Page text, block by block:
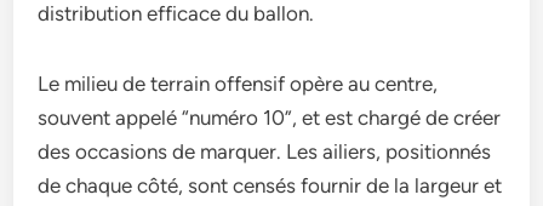
distribution efficace du ballon.
Le milieu de terrain offensif opère au centre,
souvent appelé “numéro 10”, et est chargé de créer
des occasions de marquer. Les ailiers, positionnés
de chaque côté, sont censés fournir de la largeur et